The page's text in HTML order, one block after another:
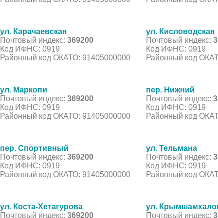
ул. Карачаевская
Почтовый индекс: 369200
Код ИФНС: 0919
Районный код ОКАТО: 91405000000
ул. Кисловодская
Почтовый индекс:
Код ИФНС: 0919
Районный код
ул. Маркопи
Почтовый индекс: 369200
Код ИФНС: 0919
Районный код ОКАТО: 91405000000
пер. Нижний
Почтовый индекс:
Код ИФНС: 0919
Районный код
пер. Спортивный
Почтовый индекс: 369200
Код ИФНС: 0919
Районный код ОКАТО: 91405000000
ул. Тельмана
Почтовый индекс:
Код ИФНС: 0919
Районный код
ул. Коста-Хетагурова
Почтовый индекс: 369200
ул.
Почтовый индекс: